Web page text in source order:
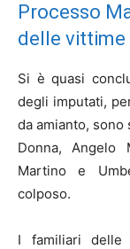
Processo
delle vittime
Si è quasi
degli imputati,
da amianto,
Donna, Angelo
Martino e
colposo.
I familiari delle